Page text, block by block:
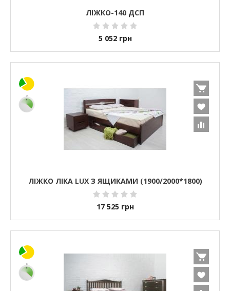
ЛІЖКО-140 ДСП
5 052 грн
ЛІЖКО ЛІКА LUX З ЯЩИКАМИ (1900/2000*1800)
17 525 грн